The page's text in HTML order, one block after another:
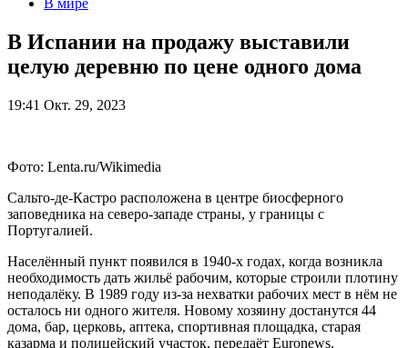
В мире
В Испании на продажу выставили
целую деревню по цене одного дома
19:41 Окт. 29, 2023
Фото: Lenta.ru/Wikimedia
Сальто-де-Кастро расположена в центре биосферного
заповедника на северо-западе страны, у границы с
Португалией.
Населённый пункт появился в 1940-х годах, когда возникла
необходимость дать жильё рабочим, которые строили плотину
неподалёку. В 1989 году из-за нехватки рабочих мест в нём не
осталось ни одного жителя. Новому хозяину достанутся 44
дома, бар, церковь, аптека, спортивная площадка, старая
казарма и полицейский участок, передаёт Euronews.